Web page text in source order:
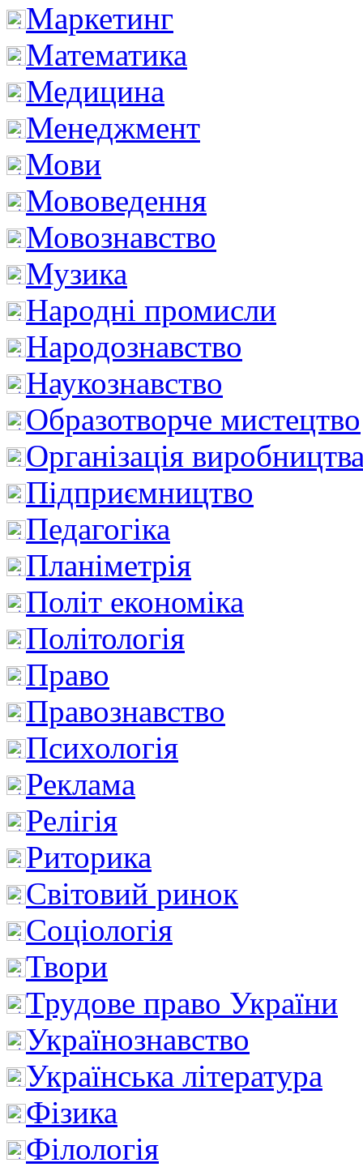
Маркетинг
Математика
Медицина
Менеджмент
Мови
Мововедення
Мовознавство
Музика
Народні промисли
Народознавство
Наукознавство
Образотворче мистецтво
Організація
Підприємництво
Педагогіка
Планіметрія
Політ економіка
Політологія
Право
Правознавство
Психологія
Реклама
Релігія
Риторика
Світовий ринок
Соціологія
Твори
Трудове право України
Українознавство
Українська література
Фізика
Філологія